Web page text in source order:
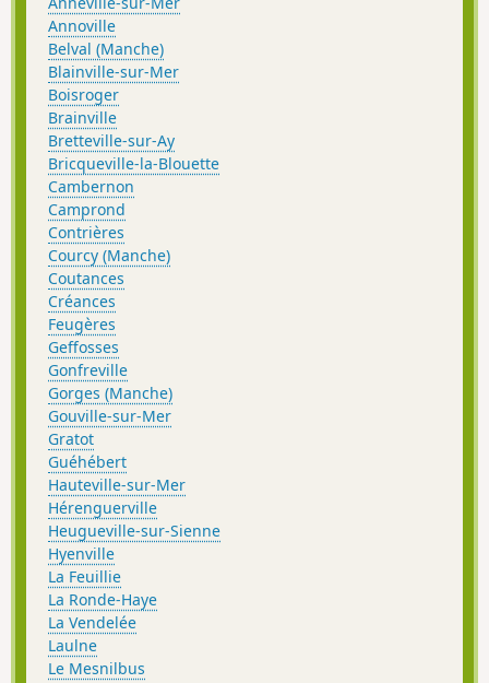
Annoville
Belval (Manche)
Blainville-sur-Mer
Boisroger
Brainville
Bretteville-sur-Ay
Bricqueville-la-Blouette
Cambernon
Camprond
Contrières
Courcy (Manche)
Coutances
Créances
Feugères
Geffosses
Gonfreville
Gorges (Manche)
Gouville-sur-Mer
Gratot
Guéhébert
Hauteville-sur-Mer
Hérenguerville
Heugueville-sur-Sienne
Hyenville
La Feuillie
La Ronde-Haye
La Vendelée
Laulne
Le Mesnilbus